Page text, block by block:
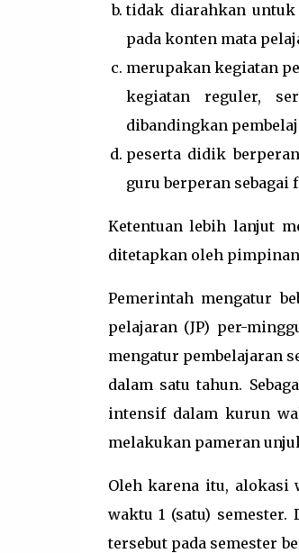
tidak diarahkan untuk
pada konten mata
merupakan kegiatan
kegiatan reguler,
dibandingkan
peserta didik
guru berperan sebagai
Ketentuan lebih lanjut
ditetapkan oleh
Pemerintah mengatur
pelajaran (JP) per-
mengatur pembelajaran
dalam satu tahun.
intensif dalam kurun
melakukan pameran
Oleh karena itu, alokasi
waktu 1 (satu)
tersebut pada semester